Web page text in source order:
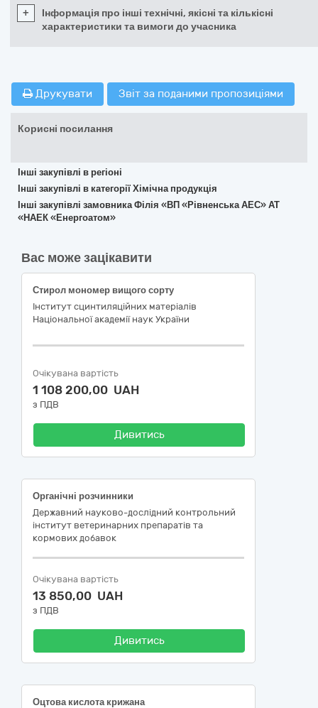
+
Інформація про інші технічні, якісні та кількісні
характеристики та вимоги до учасника
Друкувати Звіт за поданими пропозиціями
Корисні посилання
Інші закупівлі в регіоні
Інші закупівлі в категорії Хімічна продукція
Інші закупівлі замовника Філія «ВП «Рівненська АЕС» АТ
«НАЕК «Енергоатом»
Вас може зацікавити
Стирол мономер вищого сорту
Інститут сцинтиляційних матеріалів
Національної академії наук України
Очікувана вартість
1 108 200,00 UAH
з ПДВ
Дивитись
Органічні розчинники
Державний науково-дослідний контрольний
інститут ветеринарних препаратів та
кормових добавок
Очікувана вартість
13 850,00 UAH
з ПДВ
Дивитись
Оцтова кислота крижана